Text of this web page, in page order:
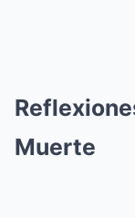
Muerte